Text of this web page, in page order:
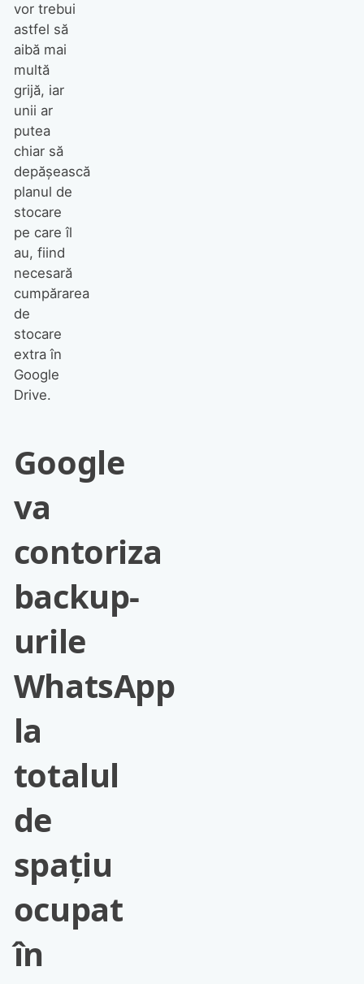
vor trebui
astfel să
aibă mai
multă
grijă, iar
unii ar
putea
chiar să
depășească
planul de
stocare
pe care îl
au, fiind
necesară
cumpărarea
de
stocare
extra în
Google
Drive.
Google
va
contoriza
backup-
urile
WhatsApp
la
totalul
de
spațiu
ocupat
în